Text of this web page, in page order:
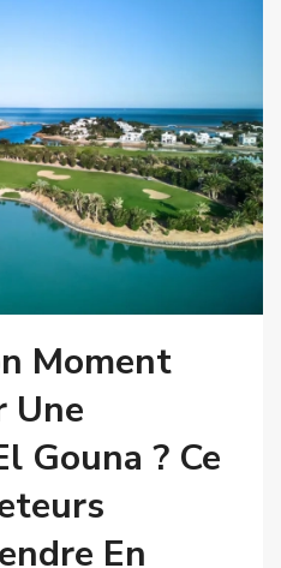
Moment
Une
Gouna ? Ce
En